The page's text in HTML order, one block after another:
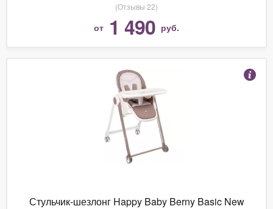
(Отзывы 22)
от 1 490 руб.
Стульчик-шезлонг Happy Baby Berny Basic New